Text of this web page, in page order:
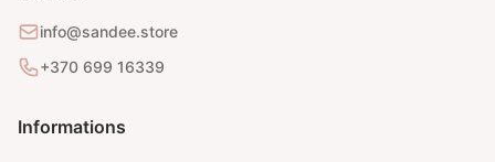
info@sandee.store
+370 699 16339
Informations